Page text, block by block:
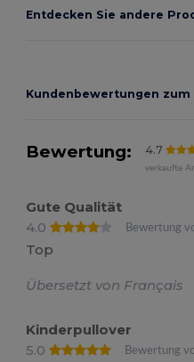
Entdecken Sie andere
Kundenbewertungen
Bewertung: 4.7
verkaufte
Gute Qualität
4.0
Bewertung
Top
Übersetzt von Français
Kinderpullover
5.0
Bewertung